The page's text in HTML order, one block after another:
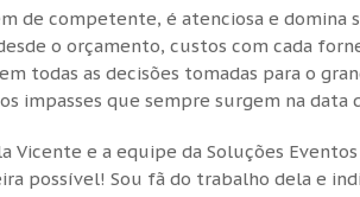
de competente, é atenciosa e
o orçamento, custos com cada
todas as decisões tomadas para o
impasses que sempre surgem na data
Vicente e a equipe da Soluções
possível! Sou fã do trabalho dela e